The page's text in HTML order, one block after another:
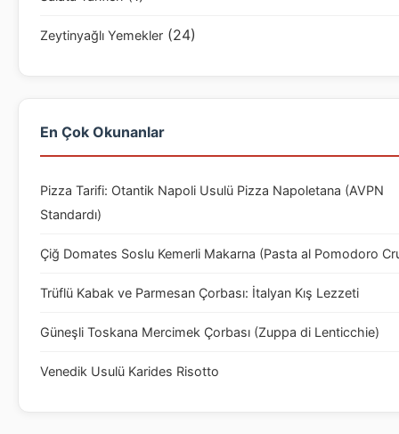
Zeytinyağlı Yemekler (24)
En Çok Okunanlar
Pizza Tarifi: Otantik Napoli Usulü Pizza Napoletana (AVPN
Standardı)
Çiğ Domates Soslu Kemerli Makarna (Pasta al Pomodoro
Trüflü Kabak ve Parmesan Çorbası: İtalyan Kış Lezzeti
Güneşli Toskana Mercimek Çorbası (Zuppa di Lenticchie)
Venedik Usulü Karides Risotto